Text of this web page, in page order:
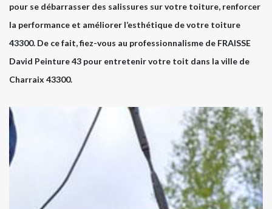
pour se débarrasser des salissures sur votre toiture, renforcer
la performance et améliorer l’esthétique de votre toiture
43300. De ce fait, fiez-vous au professionnalisme de FRAISSE
David Peinture 43 pour entretenir votre toit dans la ville de
Charraix 43300.